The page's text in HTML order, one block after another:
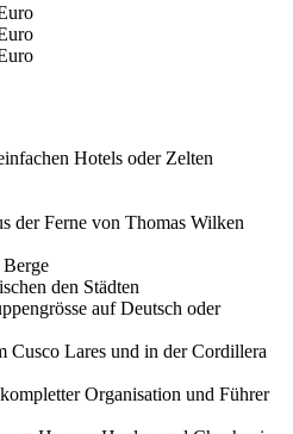
Hotels oder Zelten
der Ferne von Thomas Wilken
den Städten
auf Deutsch oder
Cusco Lares und in der Cordillera
Organisation und Führer